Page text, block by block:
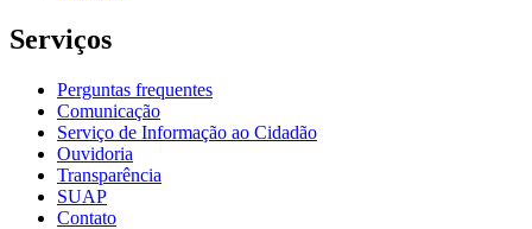
Serviços
Perguntas frequentes
Comunicação
Serviço de Informação ao Cidadão
Ouvidoria
Transparência
SUAP
Contato